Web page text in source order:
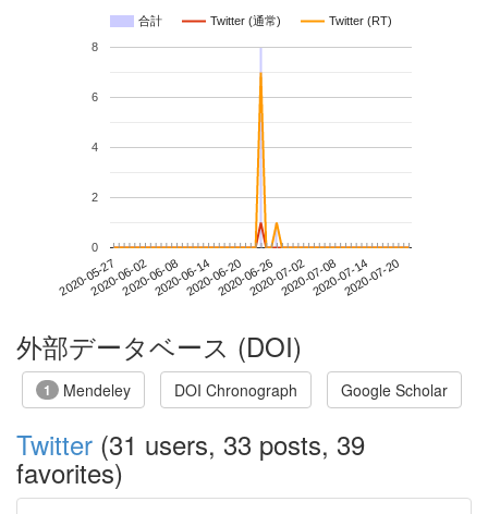
合計 Twitter (通常) Twitter (RT)
2020-05-272020-06-022020-06-082020-06-142020-06-202020-06-262020-07-022020-07-082020-07-142020-07-20
0
2
4
6
8
外部データベース (DOI)
1 Mendeley DOI Chronograph Google Scholar
Twitter (31 users, 33 posts, 39
favorites)